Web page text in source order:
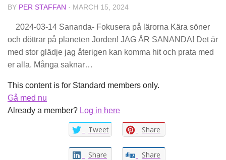
BY PER STAFFAN · MARCH 15, 2024
2024-03-14 Sananda- Fokusera på lärorna Kära söner
och döttrar på planeten Jorden! JAG ÄR SANANDA! Det är
med stor glädje jag återigen kan komma hit och prata med
er alla. Många saknar…
This content is for Standard members only.
Gå med nu
Already a member? Log in here
Tweet Share
Share Share